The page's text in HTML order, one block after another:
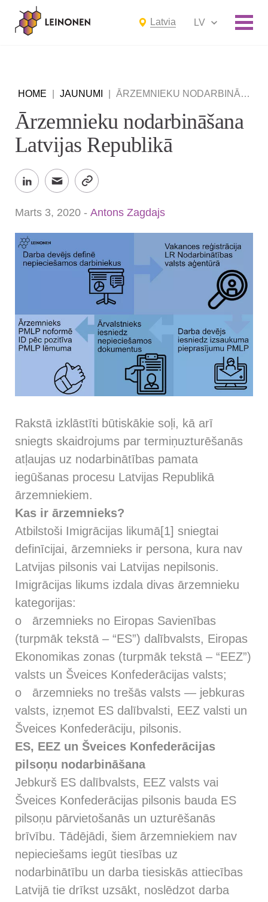
Latvia LV
HOME JAUNUMI ĀRZEMNIEKU NODARBINĀŠANA LATVIJAS REPUBLIKĀ
Ārzemnieku nodarbināšana
Latvijas Republikā
Marts 3, 2020 - Antons Zagdajs
Rakstā izklāstīti būtiskākie soļi, kā arī
sniegts skaidrojums par termiņuzturēšanās
atļaujas uz nodarbinātības pamata
iegūšanas procesu Latvijas Republikā
ārzemniekiem.
Kas ir ārzemnieks?
Atbilstoši Imigrācijas likumā[1] sniegtai
definīcijai, ārzemnieks ir persona, kura nav
Latvijas pilsonis vai Latvijas nepilsonis.
Imigrācijas likums izdala divas ārzemnieku
kategorijas:
o ārzemnieks no Eiropas Savienības
(turpmāk tekstā – “ES”) dalībvalsts, Eiropas
Ekonomikas zonas (turpmāk tekstā – “EEZ”)
valsts un Šveices Konfederācijas valsts;
o ārzemnieks no trešās valsts — jebkuras
valsts, izņemot ES dalībvalsti, EEZ valsti un
Šveices Konfederāciju, pilsonis.
ES, EEZ un Šveices Konfederācijas
pilsoņu nodarbināšana
Jebkurš ES dalībvalsts, EEZ valsts vai
Šveices Konfederācijas pilsonis bauda ES
pilsoņu pārvietošanās un uzturēšanās
brīvību. Tādējādi, šiem ārzemniekiem nav
nepieciešams iegūt tiesības uz
nodarbinātību un darba tiesiskās attiecības
Latvijā tie drīkst uzsākt, noslēdzot darba